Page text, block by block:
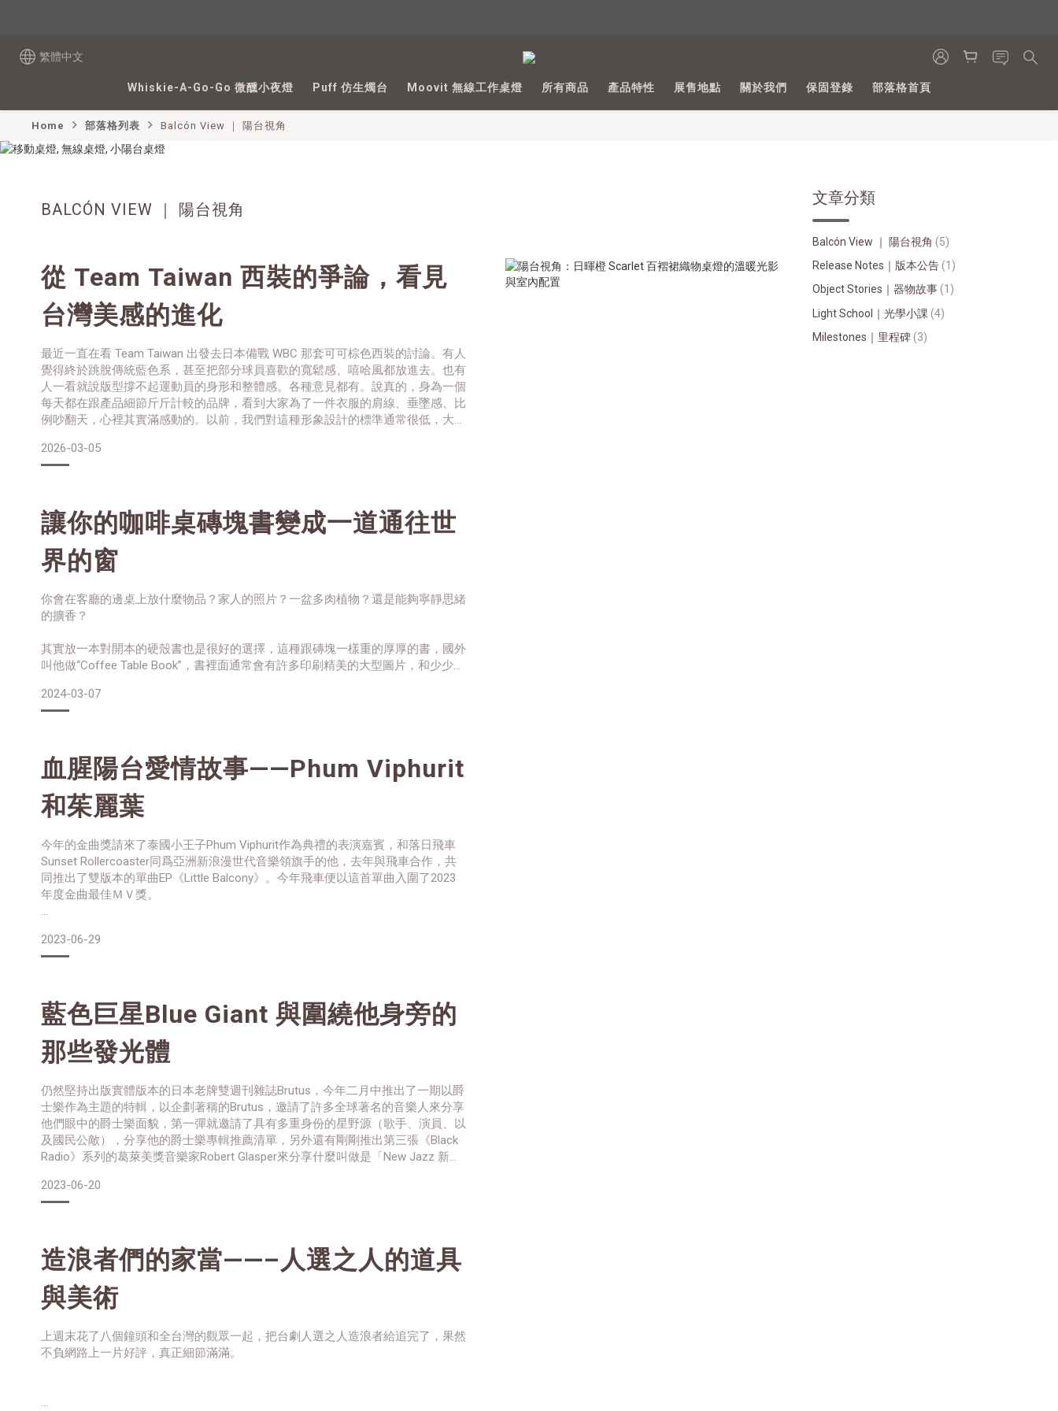
新規格全面上線！電源效率提升＋循環次數增加，用更久也更耐用
📣 8/6~8/12 文博會期間，全館享免運費（限台灣本島）🚚
繁體中文
Whiskie-A-Go-Go 微醺小夜燈 Puff 仿生燭台 Moovit 無線工作桌燈 所有商品 產品特性 展售地點 關於我們 保固登錄 部落格首頁
Home 部落格列表 Balcón View ｜ 陽台視角
BALCÓN VIEW ｜ 陽台視角
從 Team Taiwan 西裝的爭論，看見
台灣美感的進化
最近一直在看 Team Taiwan 出發去日本備戰 WBC 那套可可棕色西裝的討論。有人
覺得終於跳脫傳統藍色系，甚至把部分球員喜歡的寬鬆感、嘻哈風都放進去。也有
人一看就說版型撐不起運動員的身形和整體感。各種意見都有。說真的，身為一個
每天都在跟產品細節斤斤計較的品牌，看到大家為了一件衣服的肩線、垂墜感、比
例吵翻天，心裡其實滿感動的。以前，我們對這種形象設計的標準通常很低，大概
喔。」但現在不一樣了。大家開始在意美，在意那個代表
2026-03-05
讓你的咖啡桌磚塊書變成一道通往世
界的窗
你會在客廳的邊桌上放什麼物品？家人的照片？一盆多肉植物？還是能夠寧靜思緒
的擴香？
其實放一本對開本的硬殼書也是很好的選擇，這種跟磚塊一樣重的厚厚的書，國外
叫他做“Coffee Table Book”，書裡面通常會有許多印刷精美的大型圖片，和少少的
這些書通常會被擺在旅館大廳、或者銀行的接待區，讓在等待的人可以消磨時間，
2024-03-07
血腥陽台愛情故事——Phum Viphurit
和茱麗葉
今年的金曲獎請來了泰國小王子Phum Viphurit作為典禮的表演嘉賓，和落日飛車
Sunset Rollercoaster同爲亞洲新浪漫世代音樂領旗手的他，去年與飛車合作，共
同推出了雙版本的單曲EP《Little Balcony》。今年飛車便以這首單曲入圍了2023
年度金曲最佳ＭＶ獎。
飛車的版本有輕快的鼓點，和他們幾乎已經成為標誌的合成器電氣聲響，不愧是首
2023-06-29
藍色巨星Blue Giant 與圍繞他身旁的
那些發光體
仍然堅持出版實體版本的日本老牌雙週刊雜誌Brutus，今年二月中推出了一期以爵
士樂作為主題的特輯，以企劃著稱的Brutus，邀請了許多全球著名的音樂人來分享
他們眼中的爵士樂面貌，第一彈就邀請了具有多重身份的星野源（歌手、演員、以
及國民公敵），分享他的爵士樂專輯推薦清單，另外還有剛剛推出第三張《Black
Radio》系列的葛萊美獎音樂家Robert Glasper來分享什麼叫做是「New Jazz 新爵
家菊地成孔，
2023-06-20
造浪者們的家當——–人選之人的道具
與美術
上週末花了八個鐘頭和全台灣的觀眾一起，把台劇人選之人造浪者給追完了，果然
不負網路上一片好評，真正細節滿滿。
文章分類
Balcón View ｜ 陽台視角 (5)
Release Notes｜版本公告 (1)
Object Stories｜器物故事 (1)
Light School｜光學小課 (4)
Milestones｜里程碑 (3)